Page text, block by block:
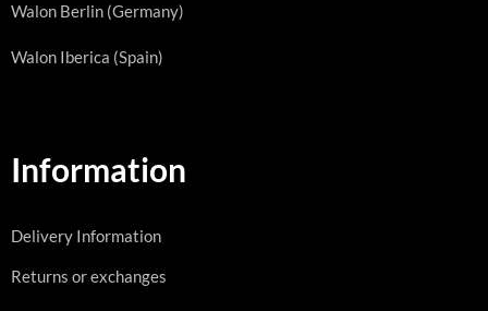
Walon Berlin (Germany)
Walon Iberica (Spain)
Information
Delivery Information
Returns or exchanges